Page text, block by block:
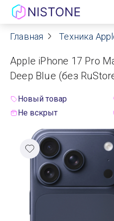
Акции
О нас
Договор оферты
Реквизиты
Контакты
Гарантия
Главная Техника
Apple iPhone 17 Pro
Deep Blue (без
Новый товар
Не вскрыт